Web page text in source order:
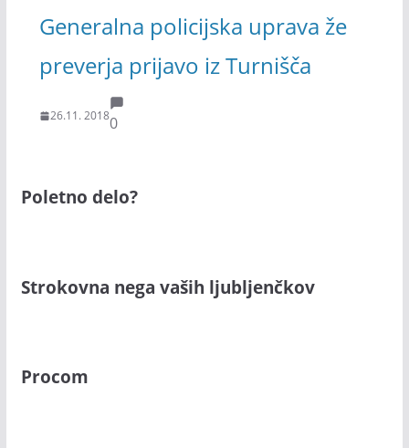
Generalna policijska uprava že
preverja prijavo iz Turnišča
26.11. 20180
Poletno delo?
Strokovna nega vaših ljubljenčkov
Procom